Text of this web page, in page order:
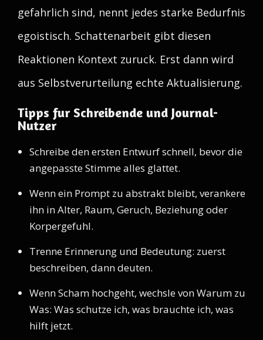
gefahrlich sind, nennt jedes starke Bedurfnis
egoistisch. Schattenarbeit gibt diesen
Reaktionen Kontext zuruck. Erst dann wird
aus Selbstverurteilung echte Aktualisierung.
Tipps fur Schreibende und Journal-
Nutzer
Schreibe den ersten Entwurf schnell, bevor die
angepasste Stimme alles glattet.
Wenn ein Prompt zu abstrakt bleibt, verankere
ihn in Alter, Raum, Geruch, Beziehung oder
Korpergefuhl.
Trenne Erinnerung und Bedeutung: zuerst
beschreiben, dann deuten.
Wenn Scham hochgeht, wechsle von Warum zu
Was: Was schutze ich, was brauchte ich, was
hilft jetzt.